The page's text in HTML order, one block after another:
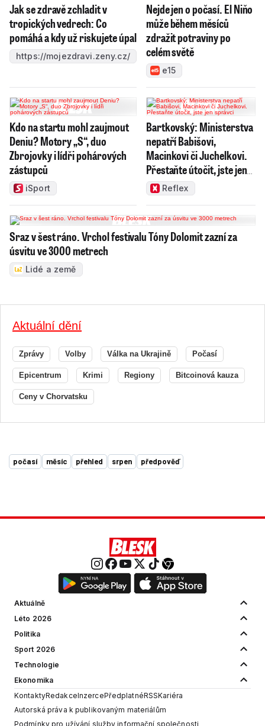
Jak se zdravě zchladit v
tropických vedrech: Co
pomáhá a kdy už riskujete úpal
https://mojezdravi.zeny.cz/
Nejde jen o počasí. El Niňo
může během měsíců
zdražit potraviny po
celém světě
e15
Kdo na startu mohl zaujmout
Deniu? Motory „S“, duo
Zbrojovky i lídři pohárových
zástupců
iSport
Bartkovský: Ministerstva
nepatří Babišovi,
Macinkovi či Juchelkovi.
Přestaňte útočit, jste jen
správci
Reflex
Sraz v šest ráno. Vrchol festivalu Tóny Dolomit zazní za
úsvitu ve 3000 metrech
Lidé a země
Aktuální dění
Zprávy Volby Válka na Ukrajině Počasí
Epicentrum Krimi Regiony Bitcoinová kauza
Ceny v Chorvatsku
počasí měsíc přehled srpen předpověď
Aktuálně
Léto 2026
Politika
Sport 2026
Technologie
Ekonomika
KontaktyRedakceInzercePředplatnéRSSKariéra
Autorská práva k publikovaným materiálům
Podmínky pro užívání služby informační společnosti